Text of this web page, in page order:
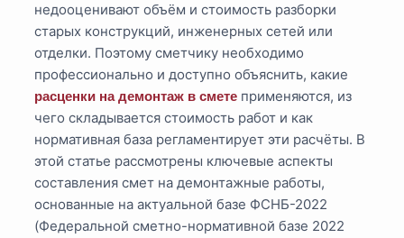
недооценивают объём и стоимость разборки
старых конструкций, инженерных сетей или
отделки. Поэтому сметчику необходимо
профессионально и доступно объяснить, какие
расценки на демонтаж в смете применяются, из
чего складывается стоимость работ и как
нормативная база регламентирует эти расчёты. В
этой статье рассмотрены ключевые аспекты
составления смет на демонтажные работы,
основанные на актуальной базе ФСНБ-2022
(Федеральной сметно-нормативной базе 2022